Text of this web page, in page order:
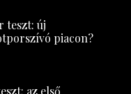
teszt: új
piacon?
az első